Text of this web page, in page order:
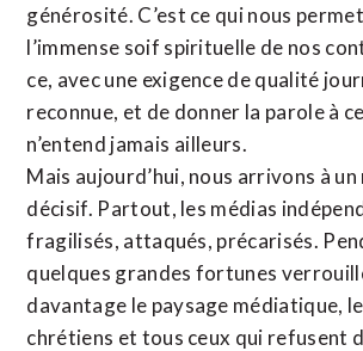
générosité. C’est ce qui nous
l’immense soif spirituelle de nos
ce, avec une exigence de qualité
reconnue, et de donner la parole à
n’entend jamais ailleurs.
Mais aujourd’hui, nous arrivons à
décisif. Partout, les médias
fragilisés, attaqués, précarisés.
quelques grandes fortunes
davantage le paysage médiatique,
chrétiens et tous ceux qui refusent